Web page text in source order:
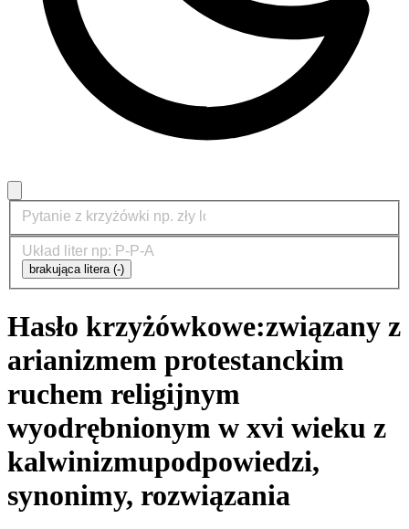
brakująca litera (-)
Hasło krzyżówkowe:związany z
arianizmem protestanckim
ruchem religijnym
wyodrębnionym w xvi wieku z
kalwinizmupodpowiedzi,
synonimy, rozwiązania